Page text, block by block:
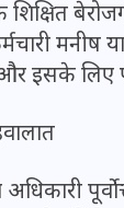
और इसके